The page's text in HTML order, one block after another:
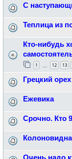
С
Теплица из
Кто-нибудь
1 12 13
Грецкий орех
Ежевика
Срочно. Кто
Очень надо